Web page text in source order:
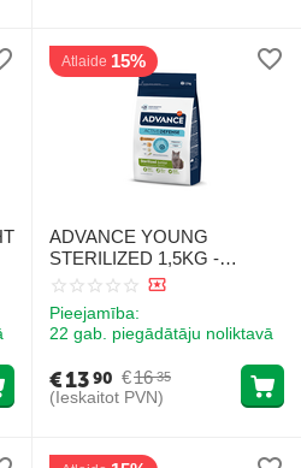
Atlaide 15%
ADVANCE YOUNG
STERILIZED 1,5KG -
STERILIZĒTIEM KAĶIEM
JUNIORIEM (VISTA UN
RĪSI)
Pieejamība:
22 gab. piegādātāju noliktavā
€16 35
€1390
(Ieskaitot PVN)